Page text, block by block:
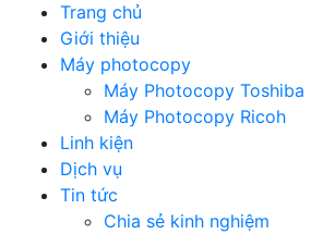
Trang chủ
Giới thiệu
Máy photocopy
Máy Photocopy Toshiba
Máy Photocopy Ricoh
Linh kiện
Dịch vụ
Tin tức
Chia sẻ kinh nghiệm